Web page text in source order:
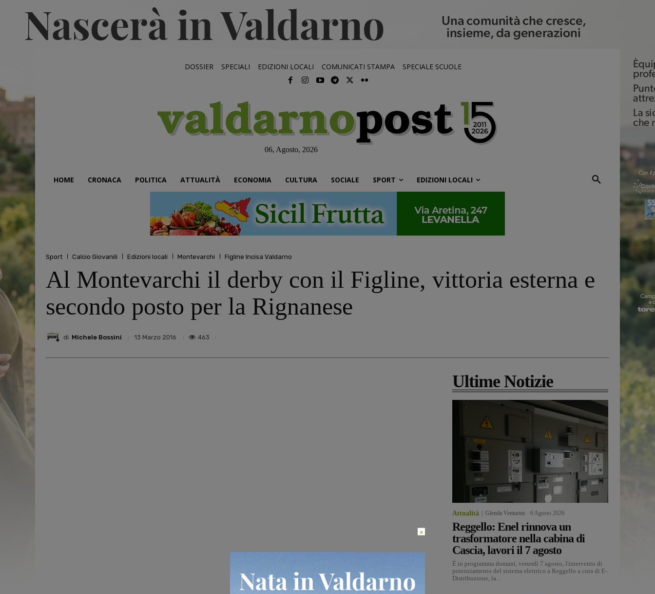
DOSSIER SPECIALI EDIZIONI LOCALI COMUNICATI STAMPA SPECIALE SCUOLE
06, Agosto, 2026
HOME CRONACA POLITICA ATTUALITÀ ECONOMIA CULTURA SOCIALE SPORT EDIZIONI LOCALI
Sport Calcio Giovanili Edizioni locali Montevarchi Figline Incisa Valdarno
Al Montevarchi il derby con il Figline, vittoria esterna e
secondo posto per la Rignanese
di Michele Bossini 13 Marzo 2016 463
Ultime Notizie
Attualità Glenda Venturini 6 Agosto 2026
Reggello: Enel rinnova un
trasformatore nella cabina di
Cascia, lavori il 7 agosto
È in programma domani, venerdì 7 agosto, l'intervento di
potenziamento del sistema elettrico a Reggello a cura di E-
Distribuzione, la...
×